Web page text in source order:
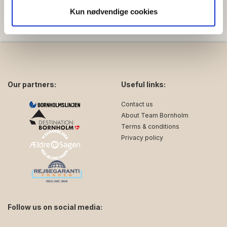
data med andre oplysninger, du har givet dem, eller som
de har indsamlet fra din brug af deres tjenester.
Kun nødvendige cookies
Our partners:
Follow us on social media:
Useful links:
Contact us
About Team Bornholm
Terms & conditions
Privacy policy